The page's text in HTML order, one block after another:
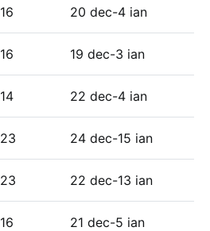
16 20 dec-4 ian
16 19 dec-3 ian
14 22 dec-4 ian
23 24 dec-15 ian
23 22 dec-13 ian
16 21 dec-5 ian